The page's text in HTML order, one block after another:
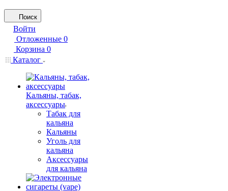
Поиск
Войти
Отложенные 0
Корзина 0
Каталог
Кальяны, табак,
аксессуары
Табак для
кальяна
Кальяны
Уголь для
кальяна
Аксессуары
для кальяна